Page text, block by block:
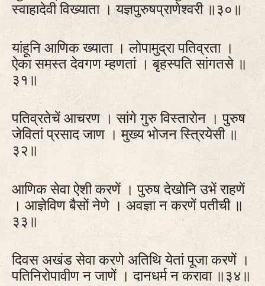
स्वाहादेवी विख्याता । यज्ञपुरुषप्राणेश्वरी ॥३०॥
यांहूनि आणिक ख्याता । लोपामुद्रा पतिव्रता ।
ऐका समस्त देवगण म्हणतां । बृहस्पति सांगतसे ॥
३१॥
पतिव्रतेचें आचरण । सांगे गुरु विस्तारोन । पुरुष
जेवितां प्रसाद जाण । मुख्य भोजन स्त्रियेसी ॥
३२॥
आणिक सेवा ऐशी करणें । पुरुष देखोनि उभें राहणें
। आज्ञेविण बैसों नेणे । अवज्ञा न करणें पतीची ॥
३३॥
दिवस अखंड सेवा करणे अतिथि येतां पूजा करणें ।
पतिनिरोपावीण न जाणें । दानधर्म न करावा ॥३४॥